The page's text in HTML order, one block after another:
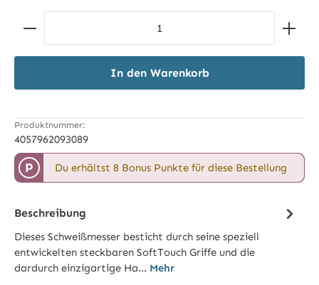
Produkt Anzahl: Gib den gewünschten Wert ein
In den Warenkorb
Produktnummer:
4057962093089
P Du erhältst 8 Bonus Punkte für diese Bestellung
Beschreibung
Dieses Schweißmesser besticht durch seine speziell
entwickelten steckbaren SoftTouch Griffe und die
dardurch einzigartige Ha… Mehr